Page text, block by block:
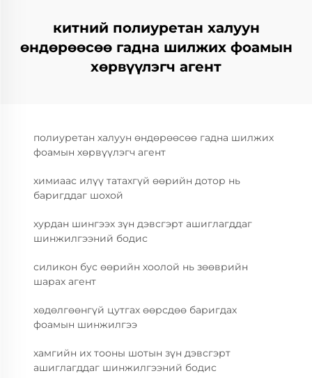
китний полиуретан халуун
өндөрөөсөө гадна шилжих фоамын
хөрвүүлэгч агент
полиуретан халуун өндөрөөсөө гадна шилжих
фоамын хөрвүүлэгч агент
химиаас илүү татахгүй өөрийн дотор нь
баригддаг шохой
хурдан шингээх зүн дэвсгэрт ашиглагддаг
шинжилгээний бодис
силикон бус өөрийн хоолой нь зөөврийн
шарах агент
хөдөлгөөнгүй цутгах өөрсдөө баригдах
фоамын шинжилгээ
хамгийн их тооны шотын зүн дэвсгэрт
ашиглагддаг шинжилгээний бодис